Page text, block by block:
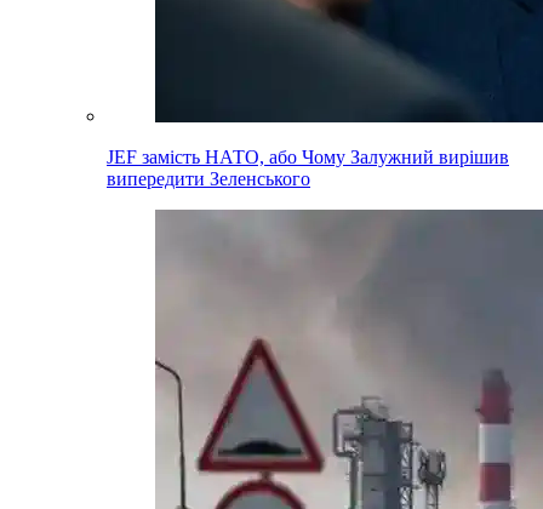
JEF замість НАТО, або Чому Залужний вирішив
випередити Зеленського